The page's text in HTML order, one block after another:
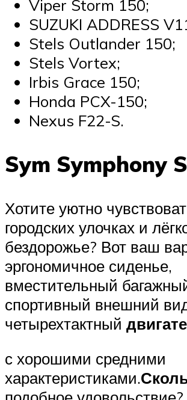
Viper Storm 150;
SUZUKI ADDRESS
Stels Outlander 150;
Stels Vortex;
Irbis Grace 150;
Honda PCX-150;
Nexus F22-S.
Sym Symphony
Хотите уютно
городских улочках и
бездорожье? Вот ваш
эргономичное сиденье,
вместительный
спортивный внешний
четырехтактный
с хорошими средними
характеристиками.